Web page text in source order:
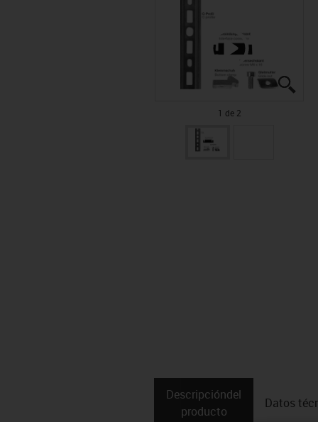
1 de 2
Descripción­del
producto
Datos